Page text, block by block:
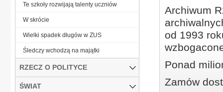
Archiwum
od 1993
Ponad
Zamów
Te szkoły rozwijają talenty uczniów
W skrócie
Wielki spadek długów w ZUS
Śledczy wchodzą na majątki
RZECZ O POLITYCE
ŚWIAT